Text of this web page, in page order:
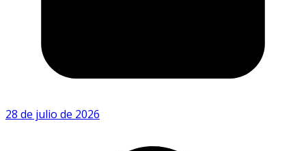
28 de julio de 2026